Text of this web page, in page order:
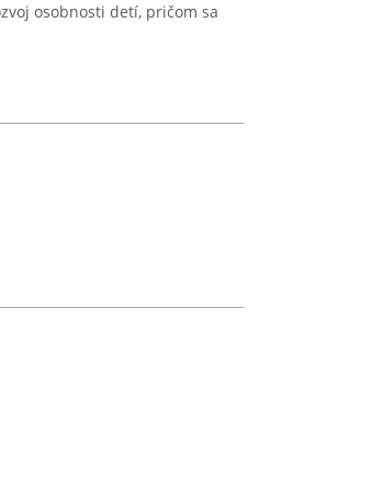
osobnosti detí, pričom sa